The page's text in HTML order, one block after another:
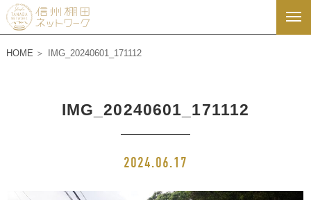
HOME IMG_20240601_171112
IMG_20240601_171112
2024.06.17